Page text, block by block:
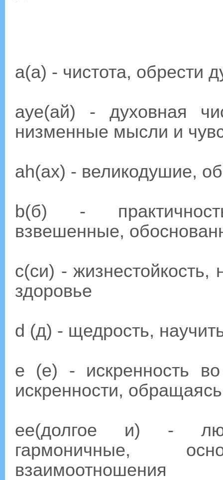
a(a) - чистота, обрести
aye(ай) - духовная
низменные мысли и
ah(ах) - великодушие,
b(б) -
взвешенные,
с(си) - жизнестойкость,
здоровье
d (д) - щедрость,
e (е) - искренность во
искренности,
ee(долгое и) -
гармоничные,
взаимоотношения